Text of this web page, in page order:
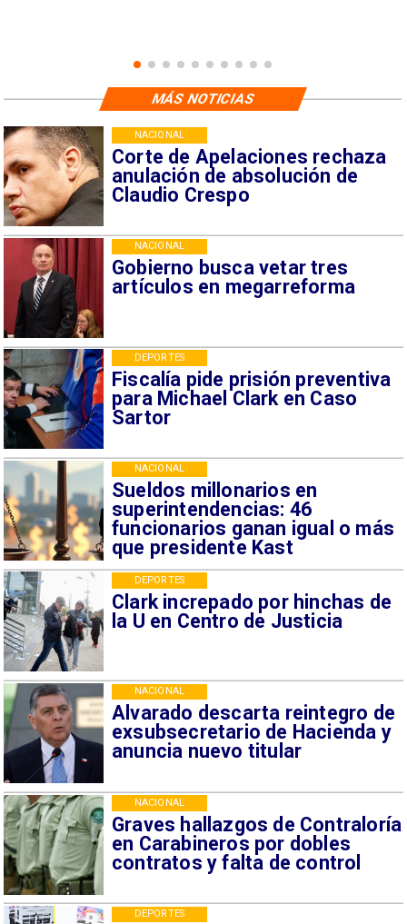
Corte de Apelaciones rechaza
anulación de absolución de
Claudio Crespo
NACIONAL
Gobierno busca vetar tres
artículos en megarreforma
NACIONAL
Fiscalía pide prisión preventiva
para Michael Clark en Caso
Sartor
DEPORTES
Sueldos millonarios en
superintendencias: 46
funcionarios ganan igual o más
que presidente Kast
NACIONAL
Clark increpado por hinchas de
la U en Centro de Justicia
DEPORTES
Alvarado descarta reintegro de
exsubsecretario de Hacienda y
anuncia nuevo titular
NACIONAL
Graves hallazgos de Contraloría
en Carabineros por dobles
contratos y falta de control
NACIONAL
DEPORTES
MÁS NOTICIAS